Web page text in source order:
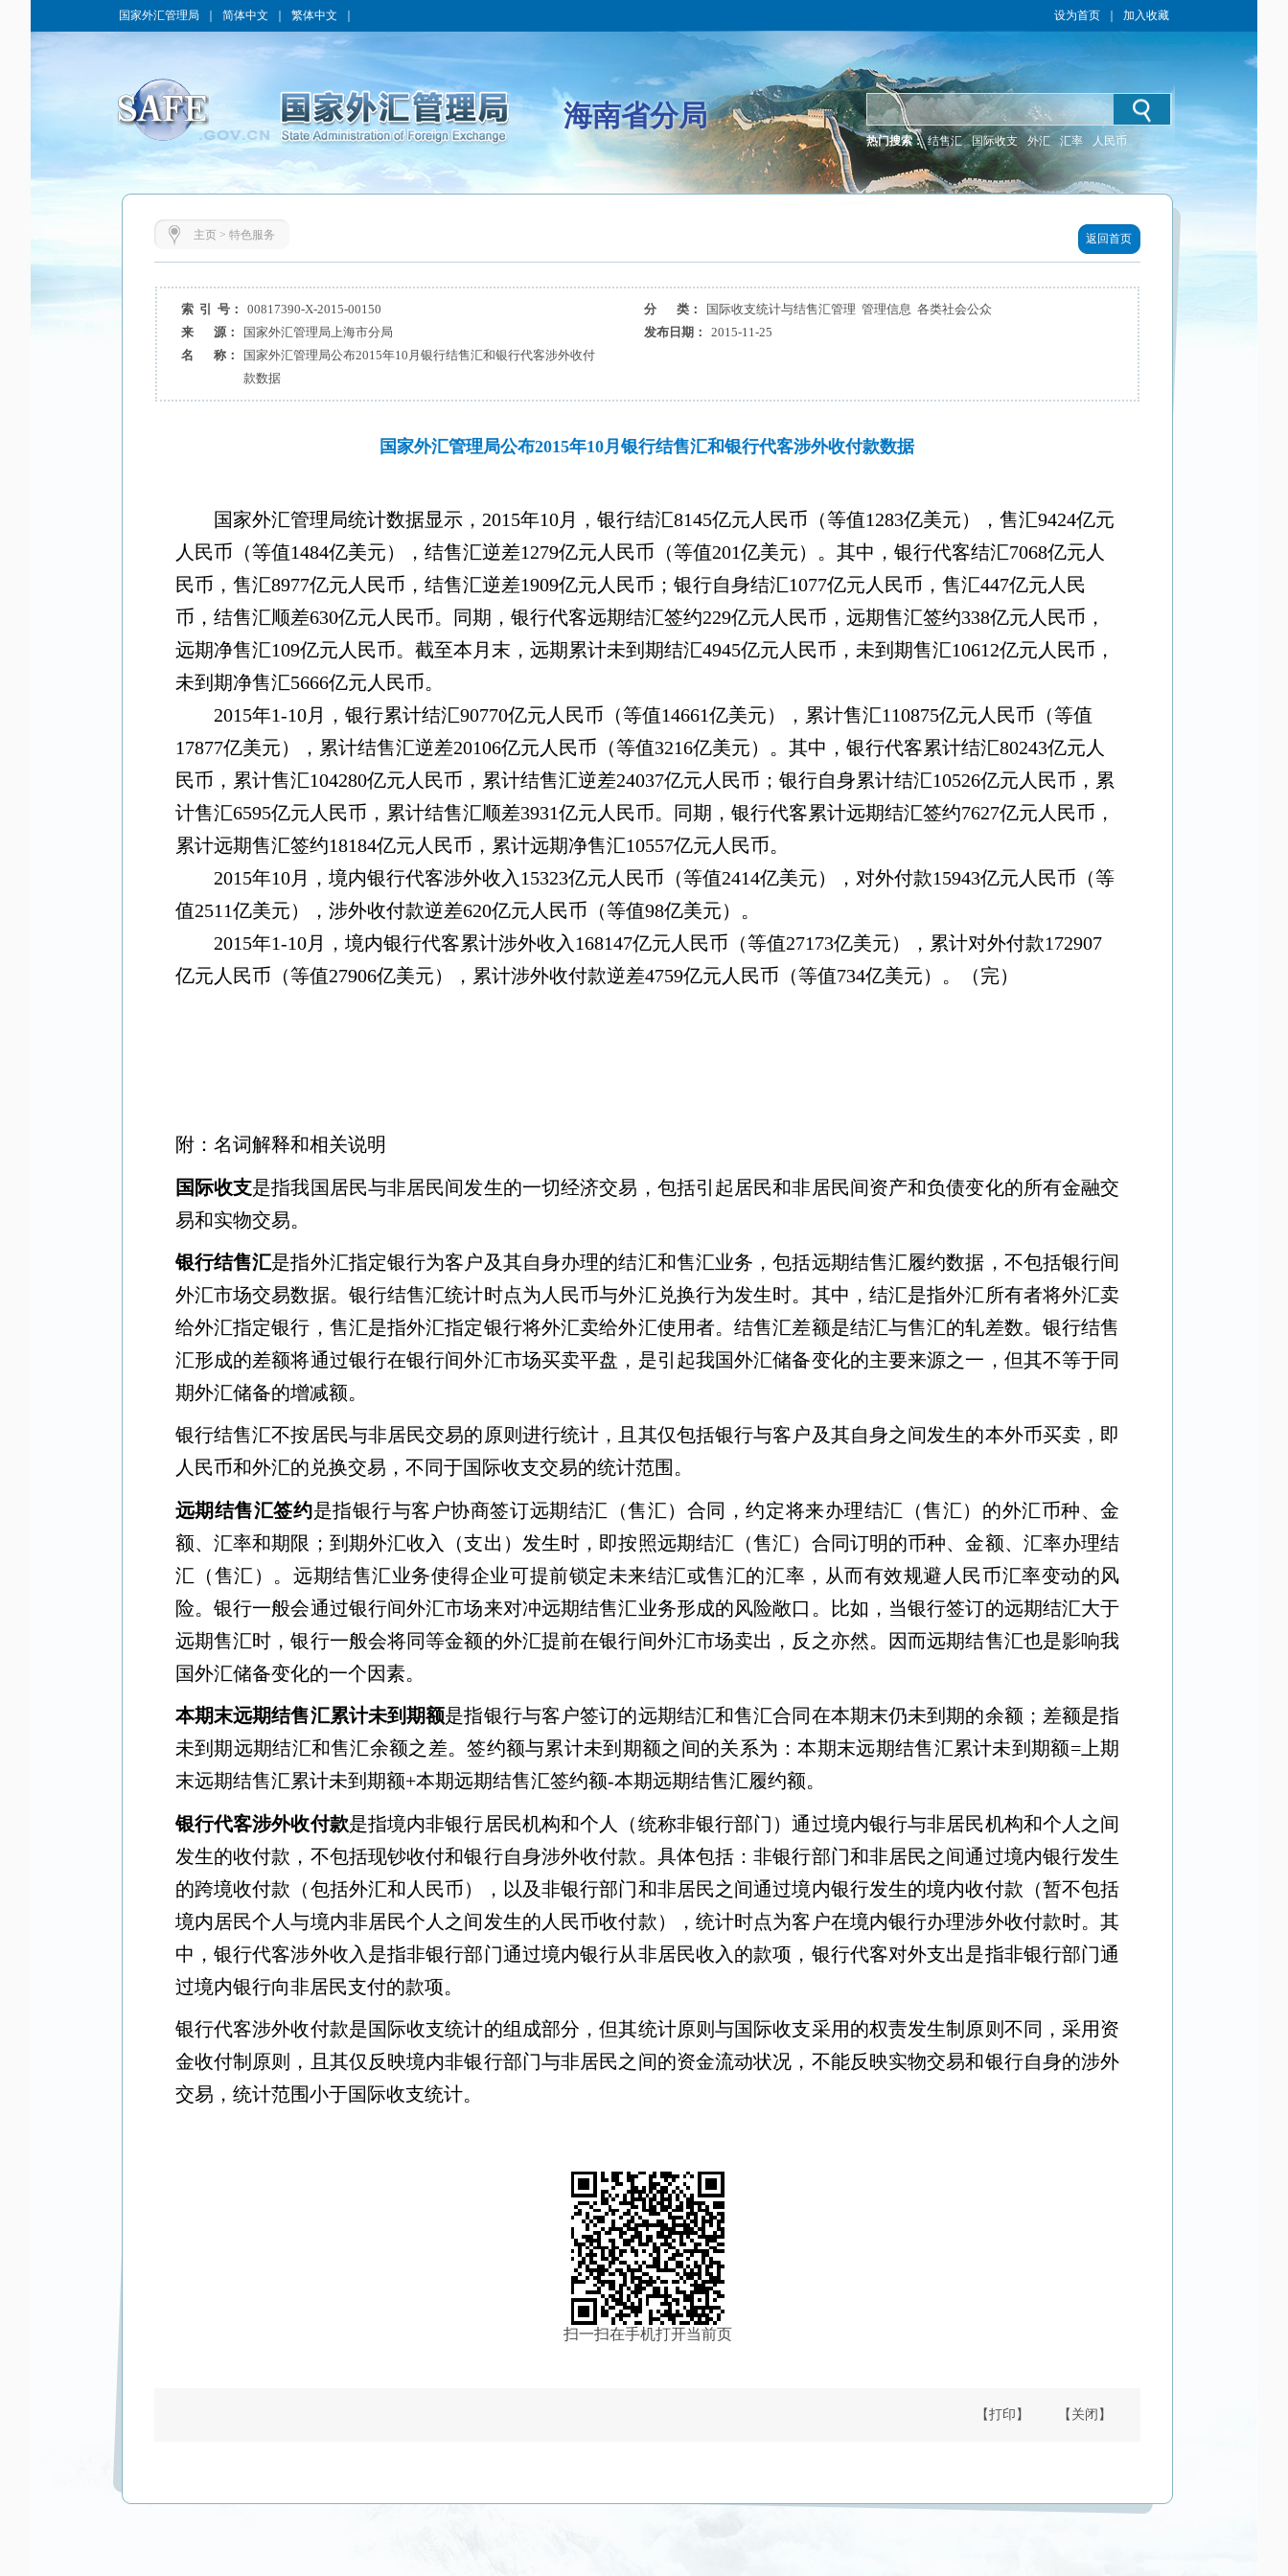
国家外汇管理局 简体中文 繁体中文 设为首页 加入收藏
海南省分局
热门搜索： 结售汇 国际收支 外汇 汇率 人民币
主页> 特色服务 返回首页
索 引 号： 00817390-X-2015-00150 分 类：
国际收支统计与结售汇管理 管理信息 各类社会公众
来 源：
国家外汇管理局上海市分局 发布日期：
2015-11-25
名 称：
国家外汇管理局公布2015年10月银行结售汇和银行代客涉外收付
款数据
国家外汇管理局公布2015年10月银行结售汇和银行代客涉外收付款数据
国家外汇管理局统计数据显示， 2015年10月，银行结汇8145亿元人民币（等值1283亿美元），售汇9424亿元
人民币（等值1484亿美元），结售汇逆差1279亿元人民币（等值201亿美元）。其中，银行代客结汇7068亿元人
民币，售汇8977亿元人民币，结售汇逆差1909亿元人民币；银行自身结汇1077亿元人民币，售汇447亿元人民
币，结售汇顺差630亿元人民币。同期，银行代客远期结汇签约229亿元人民币，远期售汇签约338亿元人民币，
远期净售汇109亿元人民币。截至本月末，远期累计未到期结汇4945亿元人民币，未到期售汇10612亿元人民币，
未到期净售汇5666亿元人民币。
2015年1-10月，银行累计结汇90770亿元人民币（等值14661亿美元），累计售汇110875亿元人民币（等值
17877亿美元），累计结售汇逆差20106亿元人民币（等值3216亿美元）。其中，银行代客累计结汇80243亿元人
民币，累计售汇104280亿元人民币，累计结售汇逆差24037亿元人民币；银行自身累计结汇10526亿元人民币，累
计售汇6595亿元人民币，累计结售汇顺差3931亿元人民币。同期，银行代客累计远期结汇签约7627亿元人民币，
累计远期售汇签约18184亿元人民币，累计远期净售汇10557亿元人民币。
2015年10月，境内银行代客涉外收入 15323亿元人民币（等值2414亿美元），对外付款15943亿元人民币（等
值2511亿美元），涉外收付款逆差620亿元人民币（等值98亿美元）。
2015年1-10月，境内银行代客累计涉外收入 168147亿元人民币（等值27173亿美元），累计对外付款172907
亿元人民币（等值27906亿美元），累计涉外收付款逆差4759亿元人民币（等值734亿美元）。（完）
附：名词解释和相关说明
国际收支是指我国居民与非居民间发生的一切经济交易，包括引起居民和非居民间资产和负债变化的所有金融交
易和实物交易。
银行结售汇是指外汇指定银行为客户及其自身办理的结汇和售汇业务，包括远期结售汇履约数据，不包括银行间
外汇市场交易数据。银行结售汇统计时点为人民币与外汇兑换行为发生时。其中，结汇是指外汇所有者将外汇卖
给外汇指定银行，售汇是指外汇指定银行将外汇卖给外汇使用者。结售汇差额是结汇与售汇的轧差数。银行结售
汇形成的差额将通过银行在银行间外汇市场买卖平盘，是引起我国外汇储备变化的主要来源之一，但其不等于同
期外汇储备的增减额。
银行结售汇不按居民与非居民交易的原则进行统计，且其仅包括银行与客户及其自身之间发生的本外币买卖，即
人民币和外汇的兑换交易，不同于国际收支交易的统计范围。
远期结售汇签约是指银行与客户协商签订远期结汇（售汇）合同，约定将来办理结汇（售汇）的外汇币种、金
额、汇率和期限；到期外汇收入（支出）发生时，即按照远期结汇（售汇）合同订明的币种、金额、汇率办理结
汇（售汇）。远期结售汇业务使得企业可提前锁定未来结汇或售汇的汇率，从而有效规避人民币汇率变动的风
险。银行一般会通过银行间外汇市场来对冲远期结售汇业务形成的风险敞口。比如，当银行签订的远期结汇大于
远期售汇时，银行一般会将同等金额的外汇提前在银行间外汇市场卖出，反之亦然。因而远期结售汇也是影响我
国外汇储备变化的一个因素。
本期末远期结售汇累计未到期额是指银行与客户签订的远期结汇和售汇合同在本期末仍未到期的余额；差额是指
未到期远期结汇和售汇余额之差。签约额与累计未到期额之间的关系为：本期末远期结售汇累计未到期额=上期
末远期结售汇累计未到期额+本期远期结售汇签约额-本期远期结售汇履约额。
银行代客涉外收付款是指境内非银行居民机构和个人（统称非银行部门）通过境内银行与非居民机构和个人之间
发生的收付款，不包括现钞收付和银行自身涉外收付款。具体包括：非银行部门和非居民之间通过境内银行发生
的跨境收付款（包括外汇和人民币），以及非银行部门和非居民之间通过境内银行发生的境内收付款（暂不包括
境内居民个人与境内非居民个人之间发生的人民币收付款），统计时点为客户在境内银行办理涉外收付款时。其
中，银行代客涉外收入是指非银行部门通过境内银行从非居民收入的款项，银行代客对外支出是指非银行部门通
过境内银行向非居民支付的款项。
银行代客涉外收付款是国际收支统计的组成部分，但其统计原则与国际收支采用的权责发生制原则不同，采用资
金收付制原则，且其仅反映境内非银行部门与非居民之间的资金流动状况，不能反映实物交易和银行自身的涉外
交易，统计范围小于国际收支统计。
扫一扫在手机打开当前页
【打印】 【关闭】